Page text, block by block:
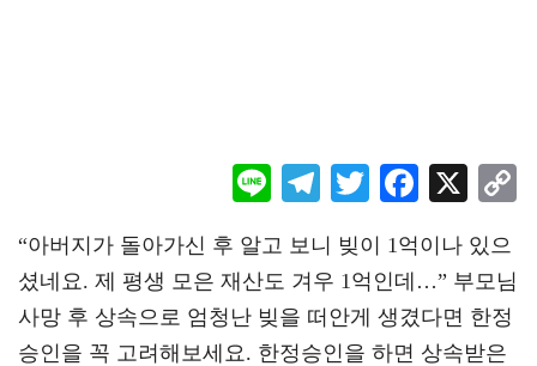
Li
Te
gr
a
m
T
tt
er
F
eb
oo
k
X
“아버지가 돌아가신 후 알고 보니 빚이 1억이나 있으
셨네요. 제 평생 모은 재산도 겨우 1억인데…” 부모님
사망 후 상속으로 엄청난 빚을 떠안게 생겼다면 한정
승인을 꼭 고려해보세요. 한정승인을 하면 상속받은